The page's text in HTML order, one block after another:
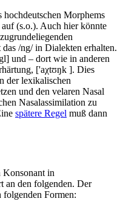
Morphems
(s.o.). Auch hier könnte
/ng/ in Dialekten erhalten.
und – dort wie in anderen
['aχtʊŋk ]. Dies
der lexikalischen
und den velaren Nasal
Nasalassimilation zu
spätere Regel muß dann
Konsonant in
an den folgenden. Der
folgenden Formen: